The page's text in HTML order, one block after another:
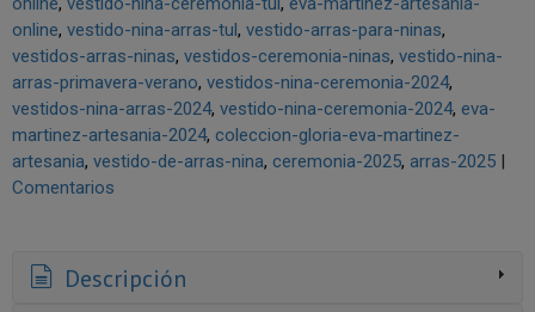
online vestido-nina-arras-tul vestido-arras-para-ninas
vestidos-arras-ninas vestidos-ceremonia-ninas vestido-nina-
arras-primavera-verano vestidos-nina-ceremonia-2024
vestidos-nina-arras-2024 vestido-nina-ceremonia-2024 eva-
martinez-artesania-2024 coleccion-gloria-eva-martinez-
artesania vestido-de-arras-nina ceremonia-2025 arras-2025 |
Comentarios
Descripción